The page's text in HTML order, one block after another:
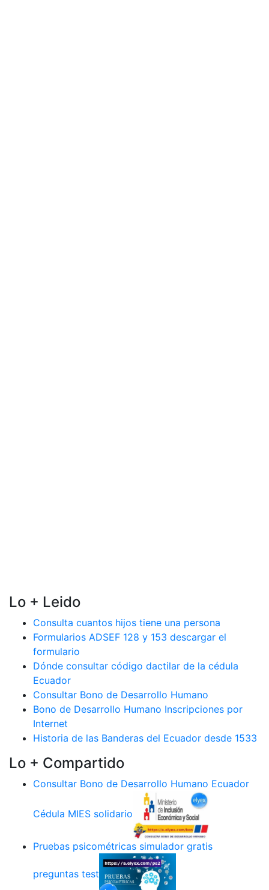
Lo + Leido
Consulta cuantos hijos tiene una persona
Formularios ADSEF 128 y 153 descargar el
formulario
Dónde consultar código dactilar de la cédula
Ecuador
Consultar Bono de Desarrollo Humano
Bono de Desarrollo Humano Inscripciones por
Internet
Historia de las Banderas del Ecuador desde 1533
Lo + Compartido
Consultar Bono de Desarrollo Humano Ecuador
Cédula MIES solidario
Pruebas psicométricas simulador gratis
preguntas test